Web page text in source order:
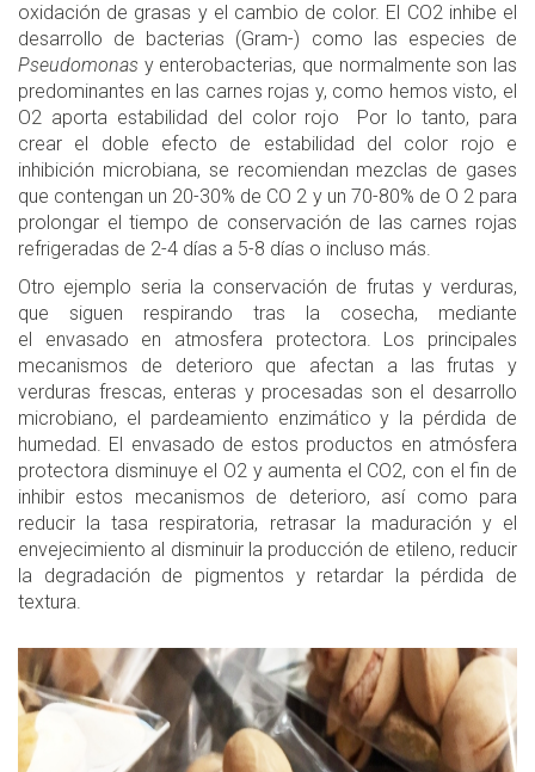
oxidación de grasas y el cambio de color. El CO2 inhibe el
desarrollo de bacterias (Gram-) como las especies de
Pseudomonas y enterobacterias, que normalmente son las
predominantes en las carnes rojas y, como hemos visto, el
O2 aporta estabilidad del color rojo Por lo tanto, para
crear el doble efecto de estabilidad del color rojo e
inhibición microbiana, se recomiendan mezclas de gases
que contengan un 20-30% de CO 2 y un 70-80% de O 2 para
prolongar el tiempo de conservación de las carnes rojas
refrigeradas de 2-4 días a 5-8 días o incluso más.
Otro ejemplo seria la conservación de frutas y verduras,
que siguen respirando tras la cosecha, mediante
el envasado en atmosfera protectora. Los principales
mecanismos de deterioro que afectan a las frutas y
verduras frescas, enteras y procesadas son el desarrollo
microbiano, el pardeamiento enzimático y la pérdida de
humedad. El envasado de estos productos en atmósfera
protectora disminuye el O2 y aumenta el CO2, con el fin de
inhibir estos mecanismos de deterioro, así como para
reducir la tasa respiratoria, retrasar la maduración y el
envejecimiento al disminuir la producción de etileno, reducir
la degradación de pigmentos y retardar la pérdida de
textura.